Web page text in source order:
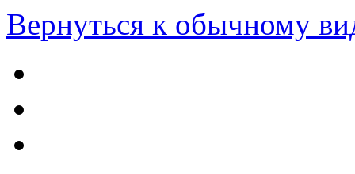
Вернуться к обычному